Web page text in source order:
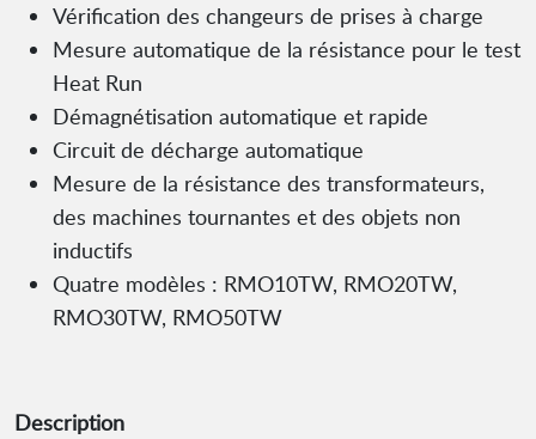
Vérification des changeurs de prises à charge
Mesure automatique de la résistance pour le test
Heat Run
Démagnétisation automatique et rapide
Circuit de décharge automatique
Mesure de la résistance des transformateurs,
des machines tournantes et des objets non
inductifs
Quatre modèles : RMO10TW, RMO20TW,
RMO30TW, RMO50TW
Description